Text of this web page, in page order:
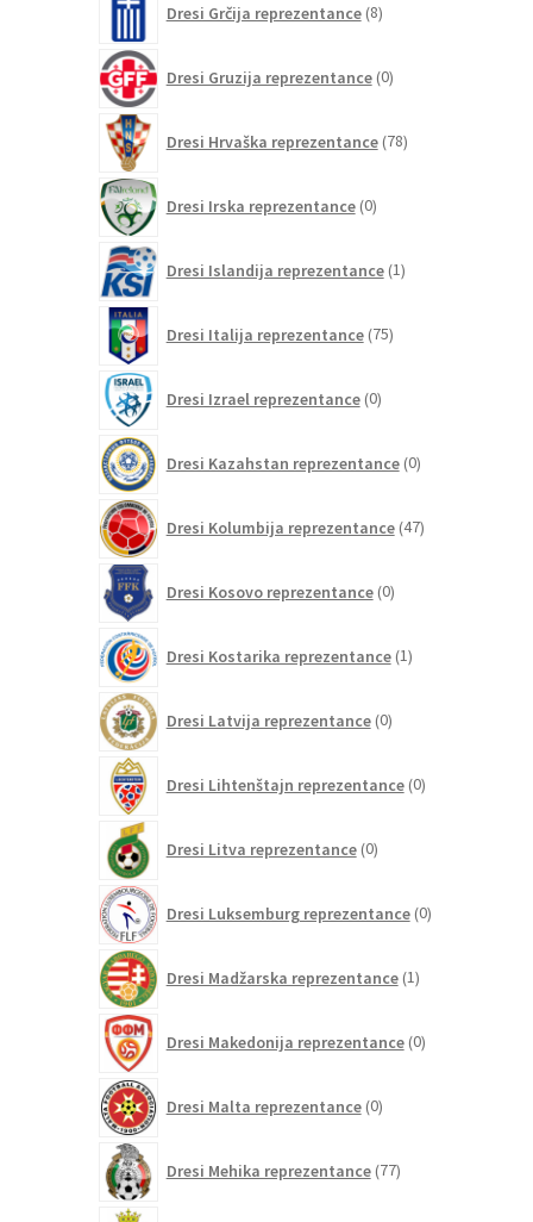
Dresi Grčija reprezentance 8izdelkov
Dresi Gruzija reprezentance 0izdelkov
Dresi Hrvaška reprezentance 78izdelkov
Dresi Irska reprezentance 0izdelkov
Dresi Islandija reprezentance 1izdelek
Dresi Italija reprezentance 75izdelkov
Dresi Izrael reprezentance 0izdelkov
Dresi Kazahstan reprezentance 0izdelkov
Dresi Kolumbija reprezentance 47izdelkov
Dresi Kosovo reprezentance 0izdelkov
Dresi Kostarika reprezentance 1izdelek
Dresi Latvija reprezentance 0izdelkov
Dresi Lihtenštajn reprezentance 0izdelkov
Dresi Litva reprezentance 0izdelkov
Dresi Luksemburg reprezentance 0izdelkov
Dresi Madžarska reprezentance 1izdelek
Dresi Makedonija reprezentance 0izdelkov
Dresi Malta reprezentance 0izdelkov
Dresi Mehika reprezentance 77izdelkov